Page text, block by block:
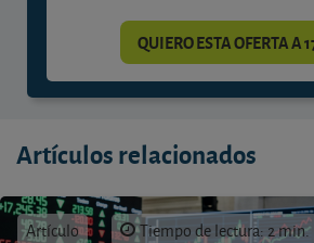
QUIERO ESTA OFERTA A
Artículos relacionados
Artículo Tiempo de lectura: 2 min.